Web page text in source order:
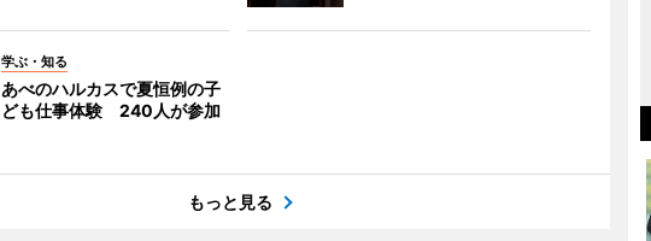
学ぶ・知る
あべのハルカスで夏恒例の子
ども仕事体験 240人が参加
もっと見る